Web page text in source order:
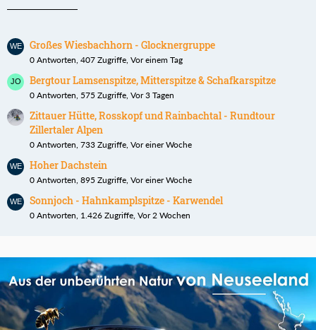
Großes Wiesbachhorn - Glocknergruppe
0 Antworten, 407 Zugriffe, Vor einem Tag
Bergtour Lamsenspitze, Mitterspitze & Schafkarspitze
0 Antworten, 575 Zugriffe, Vor 3 Tagen
Zittauer Hütte, Rosskopf und Rainbachtal - Rundtour
Zillertaler Alpen
0 Antworten, 733 Zugriffe, Vor einer Woche
Hoher Dachstein
0 Antworten, 895 Zugriffe, Vor einer Woche
Sonnjoch - Hahnkamplspitze - Karwendel
0 Antworten, 1.426 Zugriffe, Vor 2 Wochen